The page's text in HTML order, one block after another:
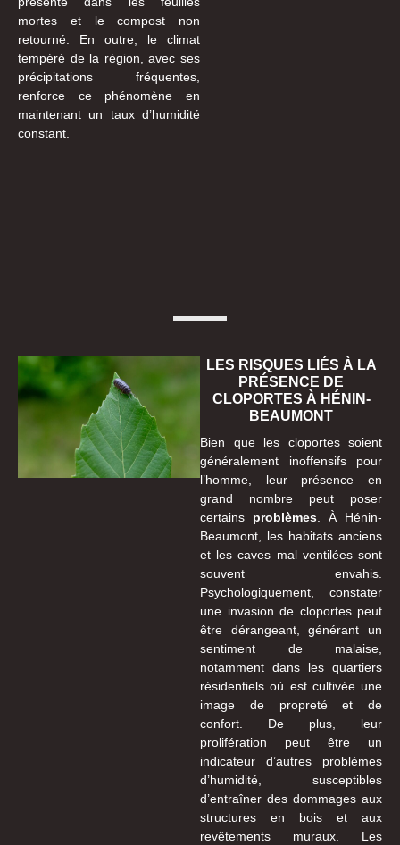
mortes et le compost non
retourné. En outre, le climat
tempéré de la région, avec ses
précipitations fréquentes,
renforce ce phénomène en
maintenant un taux d’humidité
constant.
LES RISQUES LIÉS À LA
PRÉSENCE DE
CLOPORTES À HÉNIN-
BEAUMONT
Bien que les cloportes soient
généralement inoffensifs pour
l’homme, leur présence en
grand nombre peut poser
certains problèmes. À Hénin-
Beaumont, les habitats anciens
et les caves mal ventilées sont
souvent envahis.
Psychologiquement, constater
une invasion de cloportes peut
être dérangeant, générant un
sentiment de malaise,
notamment dans les quartiers
résidentiels où est cultivée une
image de propreté et de
confort. De plus, leur
prolifération peut être un
indicateur d’autres problèmes
d’humidité, susceptibles
d’entraîner des dommages aux
structures en bois et aux
revêtements muraux. Les